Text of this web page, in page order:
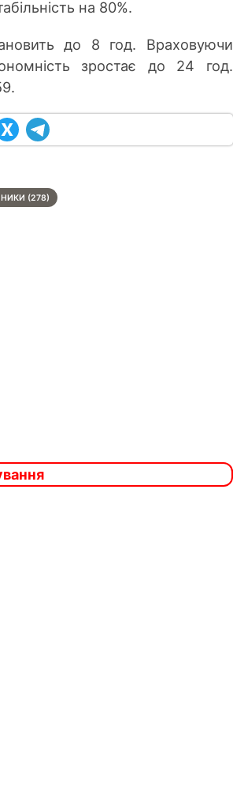
на 80%.
до 8 год. Враховуючи
зростає до 24 год.
(278)